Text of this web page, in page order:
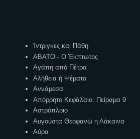
Ίντριγκες και Πάθη
ΑΒΑΤΟ - Ο Έκπτωτος
Αγάπη από Πέτρα
Αλήθεια ή Ψέματα
Αννάμεσα
Απόρρητο Κεφάλαιο: Πείραμα 9
Αστρόπλοιο
Αυγούστα Θεοφανώ η Λάκαινα
Αύρα